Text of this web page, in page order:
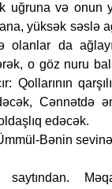
uğruna və onun
yüksək səslə
olanlar da
o göz nuru
Qollarının
Cənnətdə
edəcək.
Bənin
saytından.